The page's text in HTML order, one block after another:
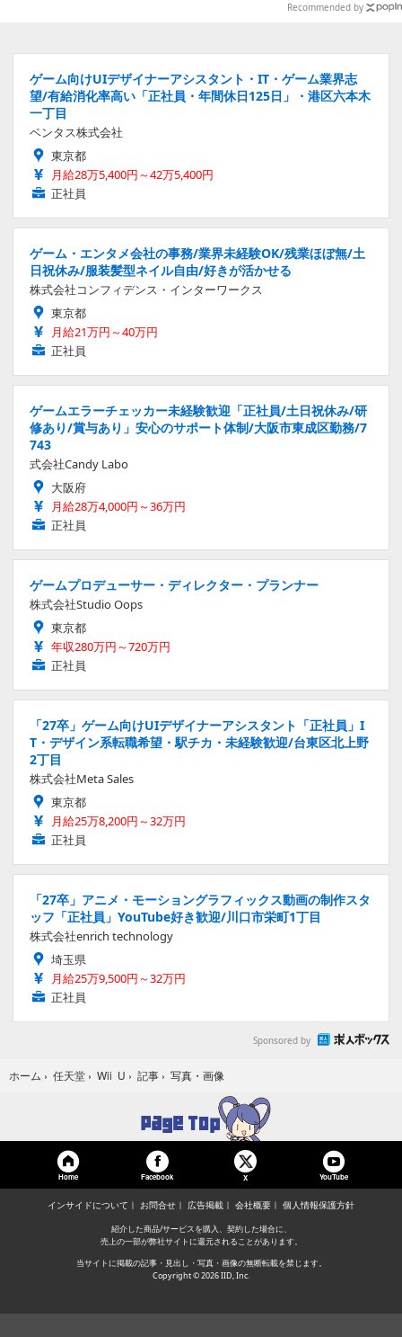
Recommended by
ゲーム向けUIデザイナーアシスタント・IT・ゲーム業界志
望/有給消化率高い「正社員・年間休日125日」・港区六本木
一丁目
ベンタス株式会社
東京都
月給28万5,400円～42万5,400円
正社員
ゲーム・エンタメ会社の事務/業界未経験OK/残業ほぼ無/土
日祝休み/服装髪型ネイル自由/好きが活かせる
株式会社コンフィデンス・インターワークス
東京都
月給21万円～40万円
正社員
ゲームエラーチェッカー未経験歓迎「正社員/土日祝休み/研
修あり/賞与あり」安心のサポート体制/大阪市東成区勤務/7
743
式会社Candy Labo
大阪府
月給28万4,000円～36万円
正社員
ゲームプロデューサー・ディレクター・プランナー
株式会社Studio Oops
東京都
年収280万円～720万円
正社員
「27卒」ゲーム向けUIデザイナーアシスタント「正社員」I
T・デザイン系転職希望・駅チカ・未経験歓迎/台東区北上野
2丁目
株式会社Meta Sales
東京都
月給25万8,200円～32万円
正社員
「27卒」アニメ・モーショングラフィックス動画の制作スタ
ッフ「正社員」YouTube好き歓迎/川口市栄町1丁目
株式会社enrich technology
埼玉県
月給25万9,500円～32万円
正社員
Sponsored by
ホーム › 任天堂 › Wii U › 記事 › 写真・画像
Home Facebook X YouTube
インサイドについて お問合せ 広告掲載 会社概要 個人情報保護方針
紹介した商品/サービスを購入、契約した場合に、
売上の一部が弊社サイトに還元されることがあります。
当サイトに掲載の記事・見出し・写真・画像の無断転載を禁じます。
Copyright © 2026 IID, Inc.